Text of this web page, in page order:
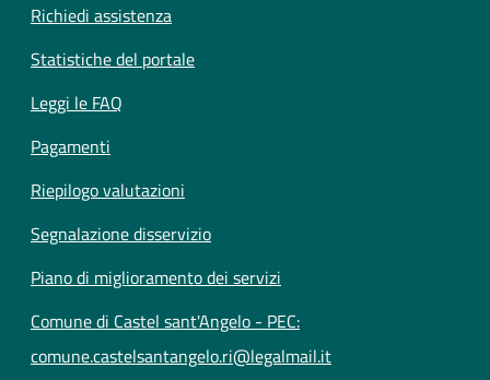
Richiedi assistenza
Statistiche del portale
Leggi le FAQ
Pagamenti
Riepilogo valutazioni
Segnalazione disservizio
Piano di miglioramento dei servizi
Comune di Castel sant'Angelo - PEC:
comune.castelsantangelo.ri@legalmail.it